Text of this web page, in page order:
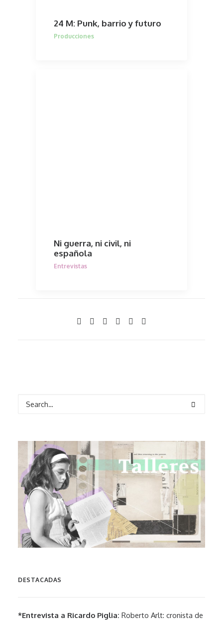
24 M: Punk, barrio y futuro
Producciones
Ni guerra, ni civil, ni
española
Entrevistas
DESTACADAS
*Entrevista a Ricardo Piglia: Roberto Arlt: cronista de